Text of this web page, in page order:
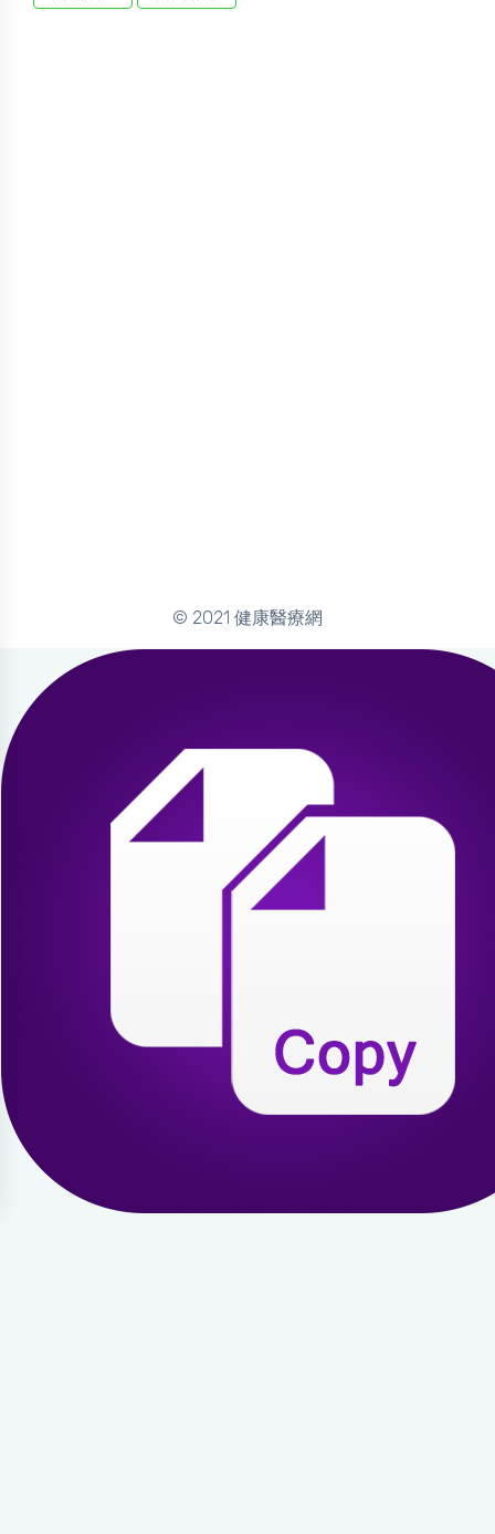
© 2021 健康醫療網